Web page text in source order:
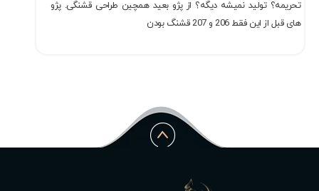
تحریمه؟ تولید نمیشه دیگه؟ از پژو بعید همچین طراحی قشنگی. پژو
های قبل از این فقط 206 و 207 قشنگ بودن